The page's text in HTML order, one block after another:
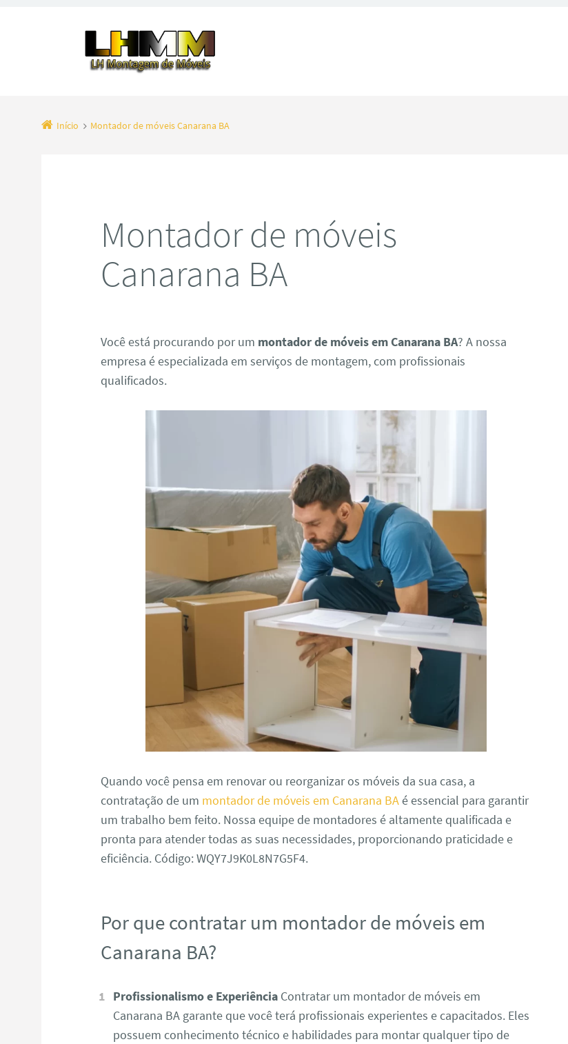
Início Montador de móveis Canarana BA
Montador de móveis
Canarana BA
Você está procurando por um montador de móveis em Canarana BA? A nossa
empresa é especializada em serviços de montagem, com profissionais
qualificados.
Quando você pensa em renovar ou reorganizar os móveis da sua casa, a
contratação de um montador de móveis em Canarana BAé essencial para garantir
um trabalho bem feito. Nossa equipe de montadores é altamente qualificada e
pronta para atender todas as suas necessidades, proporcionando praticidade e
eficiência. Código: WQY7J9K0L8N7G5F4.
Por que contratar um montador de móveis em
Canarana BA?
Profissionalismo e ExperiênciaContratar um montador de móveis em
Canarana BA garante que você terá profissionais experientes e capacitados. Eles
possuem conhecimento técnico e habilidades para montar qualquer tipo de